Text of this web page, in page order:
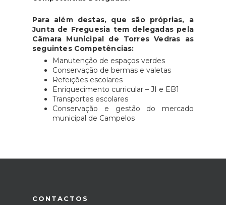
Para além destas, que são próprias, a
Junta de Freguesia tem delegadas pela
Câmara Municipal de Torres Vedras as
seguintes Competências:
Manutenção de espaços verdes
Conservação de bermas e valetas
Refeições escolares
Enriquecimento curricular – JI e EB1
Transportes escolares
Conservação e gestão do mercado
municipal de Campelos
CONTACTOS